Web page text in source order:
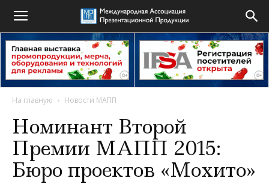
На главную Новости МАПП
Номинант Второй
Премии МАПП 2015:
Бюро проектов «Мохито»